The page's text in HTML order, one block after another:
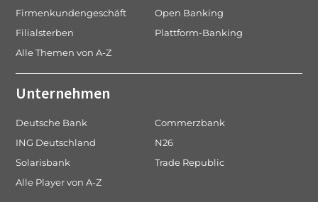
Firmenkundengeschäft
Open Banking
Filialsterben
Plattform-Banking
Alle Themen von A-Z
Unternehmen
Deutsche Bank
Commerzbank
ING Deutschland
N26
Solarisbank
Trade Republic
Alle Player von A-Z